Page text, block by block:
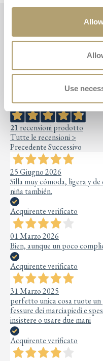
Use
Recenze
4,8/5
21 recensioni prodotto
Tutte le recensioni >
PrecedenteSuccessivo
25 Giugno 2026
Silla muy cómoda, ligera y
niña también.
Acquirente verificato
01 Marzo 2026
Bien, aunque un poco
Acquirente verificato
31 Marzo 2025
perfetto unica cosa ruote un
fessure dei marciapiedi e
insistere o usare due mani
Acquirente verificato